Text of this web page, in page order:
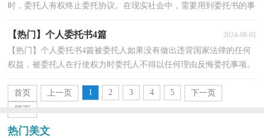
时，委托人有权终止委托协议。在现实社会中，需要用到委托书的事
【热门】个人委托书4篇 2024-08-01
【热门】个人委托书4篇被委托人如果没有做出违背国家法律的任何
权益，被委托人在行使权力时委托人不得以任何理由反悔委托事项。
首页
上一页 1 2 3 4 5
下一页
尾页
热门美文